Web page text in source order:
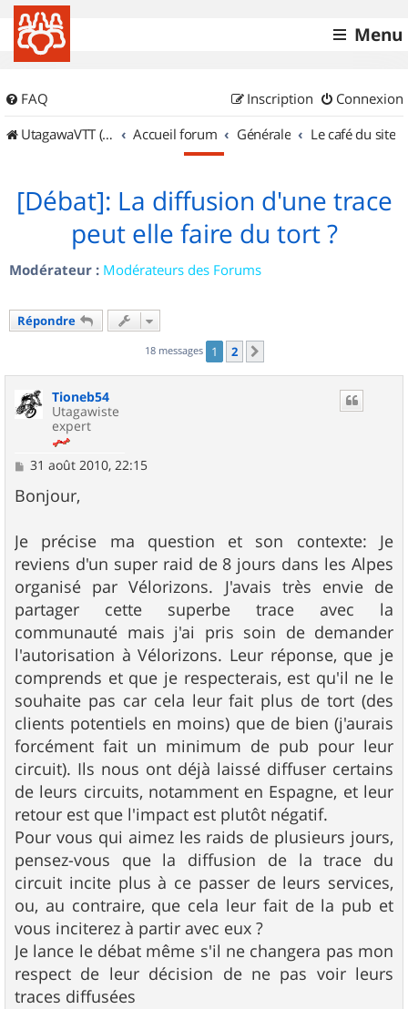
Menu
FAQ Connexion
Inscription
UtagawaVTT (Randos VTT et VTTAE avec traces GPS)
Accueil forum Générale Le café du site
[Débat]: La diffusion d'une trace
peut elle faire du tort ?
Modérateur : Modérateurs des Forums
Répondre
18 messages 1 2
Tioneb54
Utagawiste
expert
M
s
s
g
e
31 août 2010, 22:15
Bonjour,
Je précise ma question et son contexte: Je
reviens d'un super raid de 8 jours dans les Alpes
organisé par Vélorizons. J'avais très envie de
partager cette superbe trace avec la
communauté mais j'ai pris soin de demander
l'autorisation à Vélorizons. Leur réponse, que je
comprends et que je respecterais, est qu'il ne le
souhaite pas car cela leur fait plus de tort (des
clients potentiels en moins) que de bien (j'aurais
forcément fait un minimum de pub pour leur
circuit). Ils nous ont déjà laissé diffuser certains
de leurs circuits, notamment en Espagne, et leur
retour est que l'impact est plutôt négatif.
Pour vous qui aimez les raids de plusieurs jours,
pensez-vous que la diffusion de la trace du
circuit incite plus à ce passer de leurs services,
ou, au contraire, que cela leur fait de la pub et
vous inciterez à partir avec eux ?
Je lance le débat même s'il ne changera pas mon
respect de leur décision de ne pas voir leurs
traces diffusées